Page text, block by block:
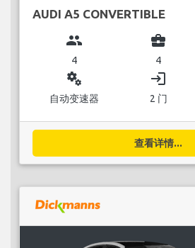
AUDI A5 CONVERTIBLE
group
4
business_center
4
miscellaneous_services
自动变速器
login
2 门
查看详情...